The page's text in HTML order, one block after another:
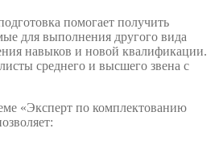
помогает получить
для выполнения другого вида
навыков и новой квалификации.
среднего и высшего звена с
«Эксперт по комплектованию